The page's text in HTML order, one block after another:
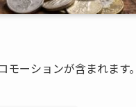
モーションが含まれます